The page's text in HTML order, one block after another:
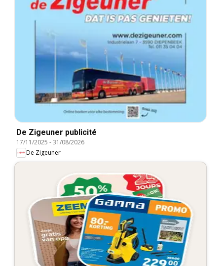
De Zigeuner publicité
17/11/2025 -31/08/2026
De Zigeuner